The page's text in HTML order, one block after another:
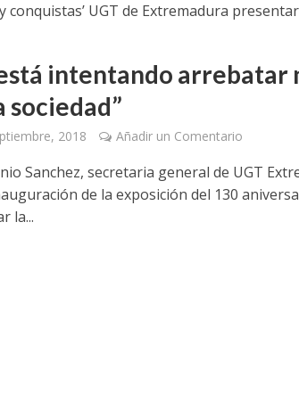
conquistas’ UGT de Extremadura
intentando arrebatar
sociedad”
2018 Añadir un Comentario
Sanchez, secretaria general de UGT
de la exposición del 130
la...